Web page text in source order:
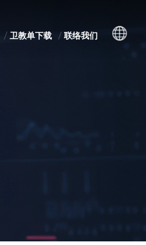
卫教单下载 联络我们